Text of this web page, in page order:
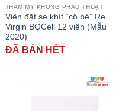
THẨM MỸ KHÔNG PHẪU THUẬT
Viên đặt se khít “cô bé” Re
Virgin BQCell 12 viên (Mẫu
2020)
ĐÃ BÁN HẾT